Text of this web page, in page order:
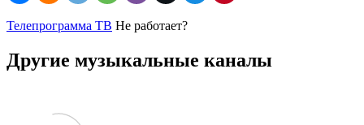
Телепрограмма ТВ Не работает?
Другие музыкальные каналы